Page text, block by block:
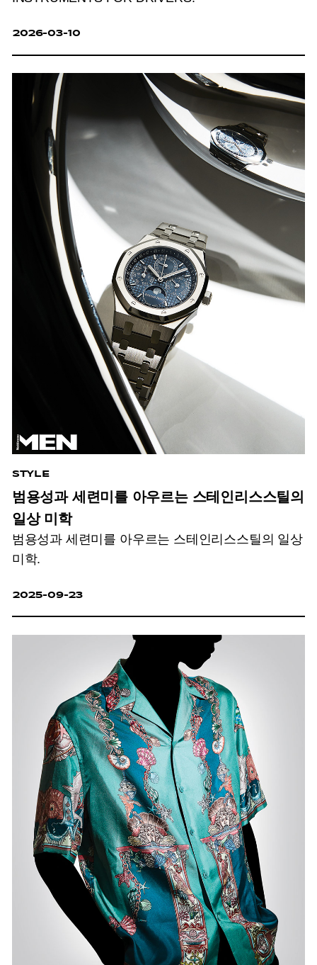
2026-03-10
STYLE
범용성과 세련미를 아우르는 스테인리스스틸의
일상 미학
범용성과 세련미를 아우르는 스테인리스스틸의 일상
미학.
2025-09-23